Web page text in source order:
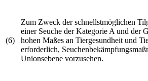
(6)
Zum Zweck der schnellstmöglichen
einer Seuche der Kategorie A und der
hohen Maßes an Tiergesundheit und
erforderlich,
Unionsebene vorzusehen.